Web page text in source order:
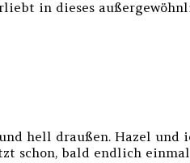
in dieses
hell draußen. Hazel
bald endlich